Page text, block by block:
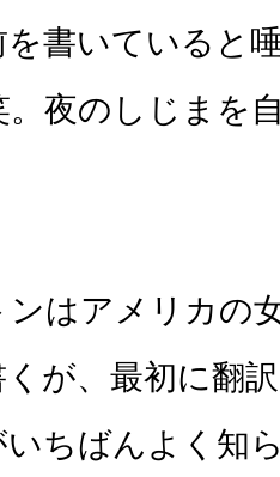
を書いていると
。夜のしじまを
ンはアメリカの
が、最初に翻
いちばんよく知